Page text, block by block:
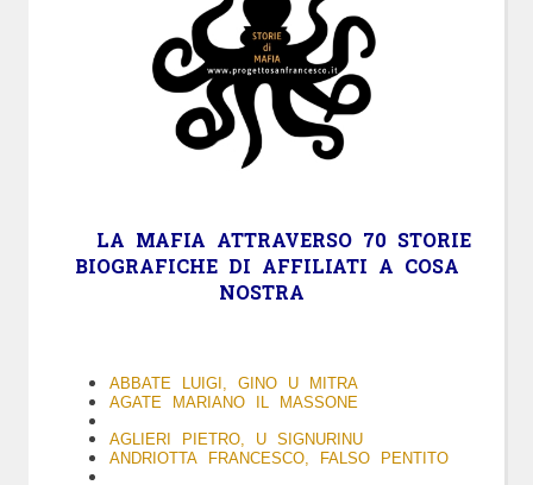
LA MAFIA ATTRAVERSO 70 STORIE
BIOGRAFICHE DI AFFILIATI A COSA
NOSTRA
ABBATE LUIGI, GINO U MITRA
AGATE MARIANO IL MASSONE
AGLIERI PIETRO, U SIGNURINU
ANDRIOTTA FRANCESCO, FALSO PENTITO